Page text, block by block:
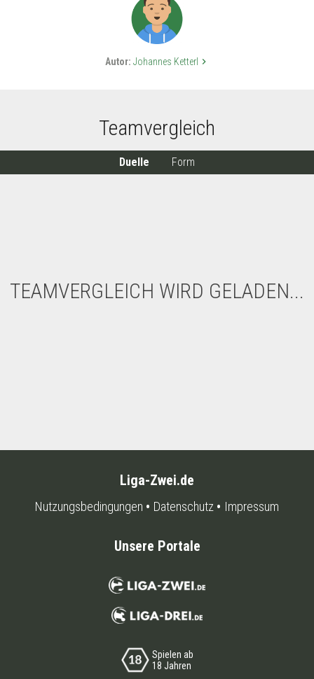
Autor: Johannes Ketterl keyboard_arrow_right
Teamvergleich
Duelle Form
TEAMVERGLEICH WIRD GELADEN...
Liga-Zwei.de
Nutzungsbedingungen Datenschutz Impressum
Unsere Portale
Spielen ab
18 Jahren